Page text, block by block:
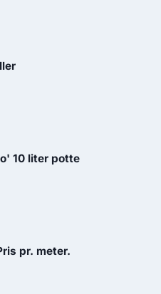
10 liter potte
pr. meter.